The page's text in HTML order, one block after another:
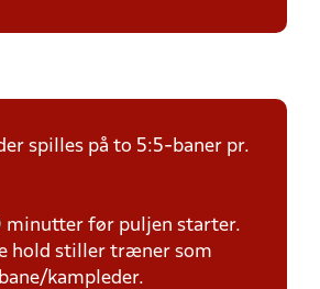
spilles på to 5:5-baner pr.
minutter før puljen starter.
hold stiller træner som
kampleder.